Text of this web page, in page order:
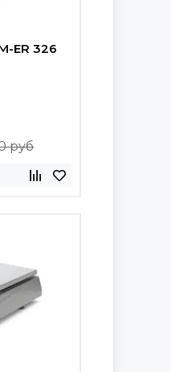
ER 326
руб